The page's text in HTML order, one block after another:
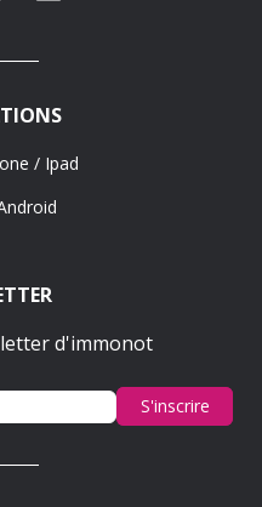
/ Ipad
d'immonot
S'inscrire